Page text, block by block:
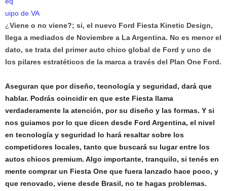
uipo de VA
¿Viene o no viene?; si, el nuevo Ford Fiesta Kinetic Design,
llega a mediados de Noviembre a La Argentina. No es menor el
dato, se trata del primer auto chico global de Ford y uno de
los pilares estratéticos de la marca a través del Plan One Ford.
Aseguran que por diseño, tecnología y seguridad, dará que
hablar. Podrás coincidir en que este Fiesta llama
verdaderamente la atención, por su diseño y las formas. Y si
nos guiamos por lo que dicen desde Ford Argentina, el nivel
en tecnología y seguridad lo hará resaltar sobre los
competidores locales, tanto que buscará su lugar entre los
autos chicos premium. Algo importante, tranquilo, si tenés en
mente comprar un Fiesta One que fuera lanzado hace poco, y
que renovado, viene desde Brasil, no te hagas problemas.